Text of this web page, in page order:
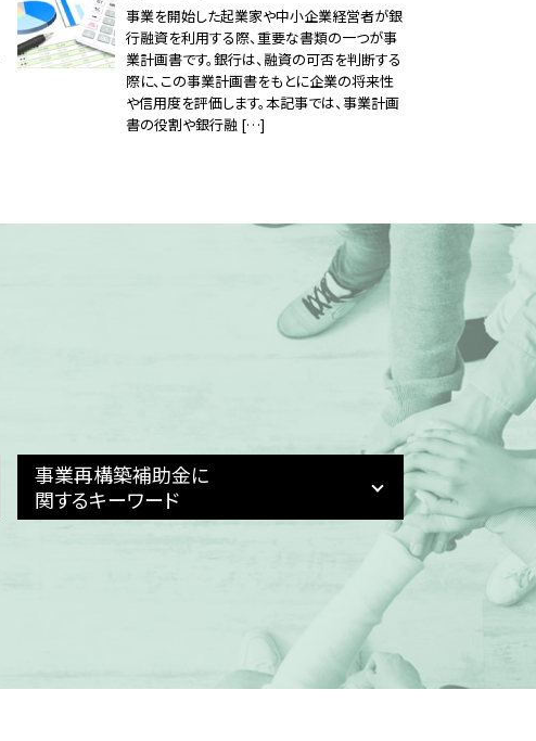
事業を開始した起業家や中小企業経営者が銀
行融資を利用する際、重要な書類の一つが事
業計画書です。銀行は、融資の可否を判断する
際に、この事業計画書をもとに企業の将来性
や信用度を評価します。本記事では、事業計画
書の役割や銀行融 […]
事業再構築補助金に
関するキーワード
事業再構築補助金 採択結果